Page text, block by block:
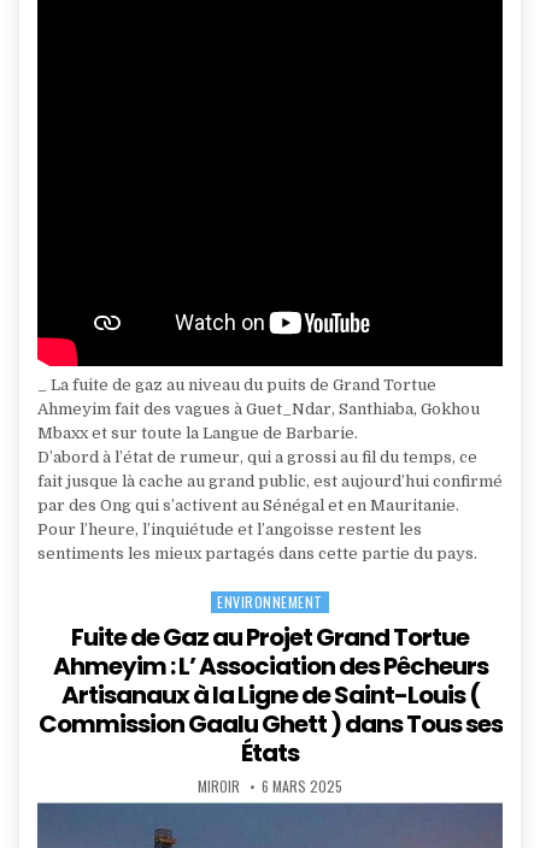
_ La fuite de gaz au niveau du puits de Grand Tortue
Ahmeyim fait des vagues à Guet_Ndar, Santhiaba, Gokhou
Mbaxx et sur toute la Langue de Barbarie.
D’abord à l’état de rumeur, qui a grossi au fil du temps, ce
fait jusque là cache au grand public, est aujourd’hui confirmé
par des Ong qui s’activent au Sénégal et en Mauritanie.
Pour l’heure, l’inquiétude et l’angoisse restent les
sentiments les mieux partagés dans cette partie du pays.
Posted
ENVIRONNEMENT
Fuite de Gaz au Projet Grand Tortue
Ahmeyim : L’ Association des Pêcheurs
Artisanaux à la Ligne de Saint-Louis (
Commission Gaalu Ghett ) dans Tous ses
États
AUTHOR:
MIROIR PUBLISHED
DATE:
6 MARS 2025